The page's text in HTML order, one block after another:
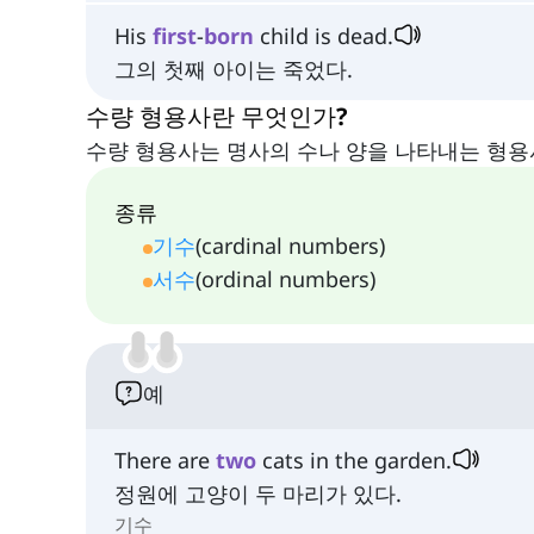
His first-born child is dead.
그의 첫째 아이는 죽었다.
수량 형용사란 무엇인가?
수량 형용사는 명사의 수나 양을 나타내는 형
종류
기수(cardinal numbers)
서수(ordinal numbers)
예
There are two cats in the garden.
정원에 고양이 두 마리가 있다.
기수